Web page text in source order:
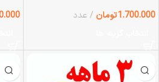
1.700.000تومان عدد